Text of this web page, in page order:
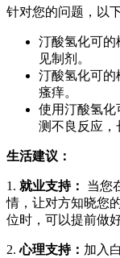
针对您的问题，以
汀酸氢化可的
见制剂。
汀酸氢化可的
瘙痒。
使用汀酸氢化
测不良反应，
生活建议：
1. 就业支持：
当您
情，让对方知晓您
位时，可以提前做
2.心理支持： 加入